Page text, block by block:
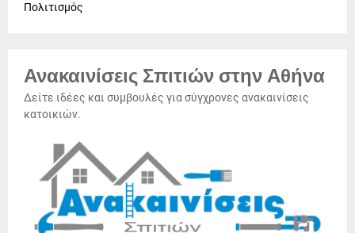
Πολιτισμός
Ανακαινίσεις Σπιτιών στην Αθήνα
Δείτε ιδέες και συμβουλές για σύγχρονες ανακαινίσεις
κατοικιών.